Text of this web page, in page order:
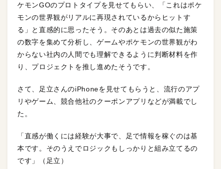
ケモンGOのプロトタイプを見せてもらい、「これはポケ
モンの世界観がリアルに再現されているからヒットす
る」と直感的に思ったそう。そのあとは過去の似た施策
の数字を集めて分析し、ゲームやポケモンの世界観がわ
からない社内の人間でも理解できるように判断材料を作
り、プロジェクトを推し進めたそうです。
さて、足立さんのiPhoneを見せてもらうと、流行のアプ
リやゲーム、競合他社のクーポンアプリなどが満載でし
た。
「直感が働くには経験が大事で、足で情報を稼ぐのは基
本です。そのうえでロジックもしっかりと組み立てるの
です」（足立）